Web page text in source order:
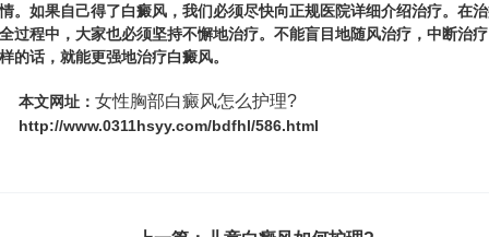
。如果自己得了白癜风，我们必须尽快向正规医院详细介绍治疗。在
过程中，大家也必须坚持不懈地治疗。不能盲目地随风治疗，中断治
的话，就能更强地治疗白癜风。
本文网址： 女性胸部白癜风怎么护理?
http://www.0311hsyy.com/bdfhl/586.html